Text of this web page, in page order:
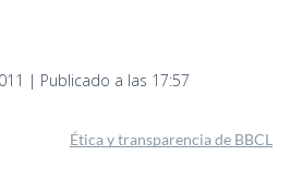
| Publicado a las 17:57
Ética y transparencia de BBCL